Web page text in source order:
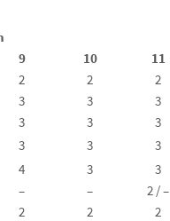
9 10
11
2 2
2
3 3
3
3 3
3
3 3
3
4 3
3
– –
2 / –
2 2
2